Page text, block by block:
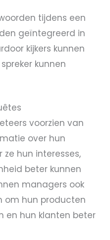
tijdens een
geïntegreerd in
kijkers kunnen
kunnen
voorzien van
over hun
hun interesses,
beter kunnen
managers ook
om hun producten
en hun klanten beter